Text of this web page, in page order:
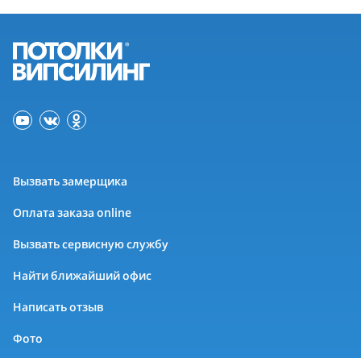
Вызвать замерщика
Оплата заказа online
Вызвать сервисную службу
Найти ближайший офис
Написать отзыв
Фото